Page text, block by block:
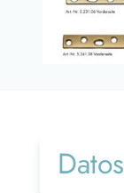
Datos